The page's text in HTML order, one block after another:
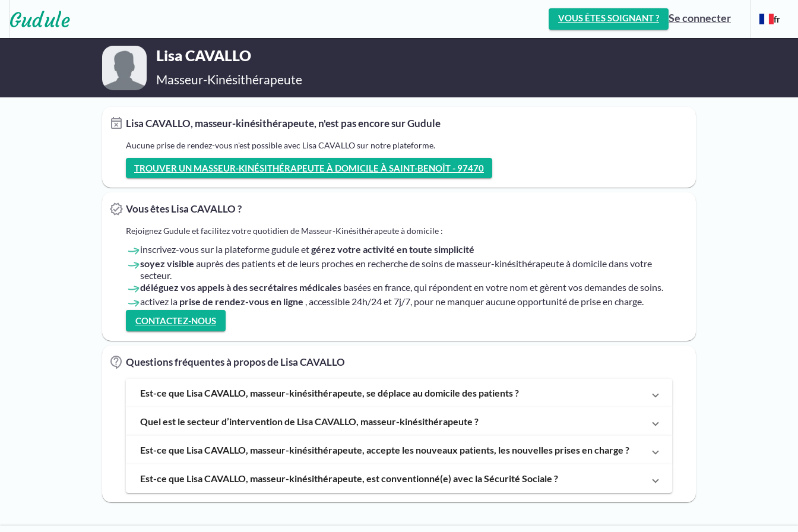
VOUS ÊTES SOIGNANT ? Se connecter fr
Lisa CAVALLO
Masseur-Kinésithérapeute
Lisa CAVALLO, masseur-kinésithérapeute, n'est pas encore sur Gudule
Aucune prise de rendez-vous n'est possible avec Lisa CAVALLO sur notre plateforme.
TROUVER UN MASSEUR-KINÉSITHÉRAPEUTE À DOMICILE À SAINT-BENOÎT - 97470
Vous êtes Lisa CAVALLO ?
Rejoignez Gudule et facilitez votre quotidien de Masseur-Kinésithérapeute à domicile :
inscrivez-vous sur la plateforme gudule etgérez votre activité en toute simplicité
soyez visible auprès des patients et de leurs proches en recherche de soins de masseur-kinésithérapeute à domicile dans votre
secteur.
déléguez vos appels à des secrétaires médicales basées en france, qui répondent en votre nom et gèrent vos demandes de soins.
activez la prise de rendez-vous en ligne , accessible 24h/24 et 7j/7, pour ne manquer aucune opportunité de prise en charge.
CONTACTEZ-NOUS
Questions fréquentes à propos de Lisa CAVALLO
Est-ce que Lisa CAVALLO, masseur-kinésithérapeute, se déplace au domicile des patients ?
Quel est le secteur d’intervention de Lisa CAVALLO, masseur-kinésithérapeute ?
Est-ce que Lisa CAVALLO, masseur-kinésithérapeute, accepte les nouveaux patients, les nouvelles prises en charge ?
Est-ce que Lisa CAVALLO, masseur-kinésithérapeute, est conventionné(e) avec la Sécurité Sociale ?